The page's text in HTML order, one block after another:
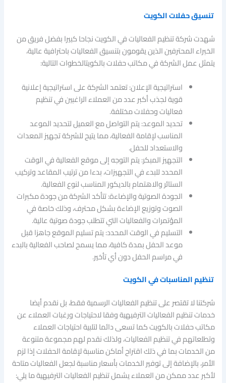
تنسيق حفلات الكويت
شهدت شركة تنظيم الفعاليات في الكويت نجاحا كبيرا بفضل فريق من
الخبراء المحترفين الذين يقومون بتنسيق الفعاليات باحترافية عالية،
يتمثل عمل الشركة في مكاتب حفلات بالكويتالخطوات التالية:
استراتيجية الإعلان: تعتمد الشركة على استراتيجية إعلانية
قوية لجذب أكبر عدد من العملاء الراغبين في تنظيم
فعاليات وحفلات مختلفة.
تحديد الموعد: يتم التواصل مع العميل لتحديد الموعد
المناسب لإقامة الفعالية، مما يتيح للشركة تجهيز المعدات
والاستعداد للحفل.
التجهيز المبكر: يتم التوجه إلى موقع الفعالية في الوقت
المحدد للبدء في التجهيزات، بدءا من ترتيب المقاعد وتركيب
الستائر والاهتمام بالديكور المناسب لنوع الفعالية.
الجودة الصوتية والإضاءة: تتأكد الشركة من جودة مكبرات
الصوت وتوزيع الإضاءة بشكل محترف، وذلك خاصة في
المؤتمرات والفعاليات التي تتطلب جودة صوتية عالية.
التسليم في الوقت المحدد: يتم تسليم الموقع جاهزا قبل
موعد الحفل بمدة كافية، مما يسمح لصاحب الفعالية بالبدء
في مراسم الحفل دون أي تأخير.
تنظيم المناسبات في الكويت
شركتنا لا تقتصر على تنظيم الفعاليات الرسمية فقط، بل نقدم أيضا
خدمات تنظيم الفعاليات الترفيهية وفقا لاحتياجات ورغبات العملاء عن
مكاتب حفلات بالكويت كما تسعى دائما لتلبية احتياجات العملاء
وتطلعاتهم في تنظيم الفعاليات، ولذلك نقدم لهم مجموعة متنوعة
من الخدمات بما في ذلك اقتراح أماكن مناسبة لإقامة الحفلات إذا لزم
الأمر، بالإضافة إلى توفير الخدمات بأسعار مناسبة لجعل الفعاليات متاحة
لأكبر عدد ممكن من العملاء يشمل تنظيم الفعاليات الترفيهية ما يلي: